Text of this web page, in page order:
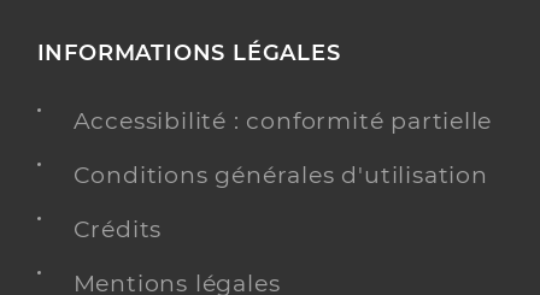
INFORMATIONS LÉGALES
Accessibilité : conformité partielle
Conditions générales d'utilisation
Crédits
Mentions légales